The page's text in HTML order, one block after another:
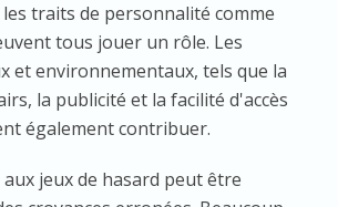
traits de personnalité comme
tous jouer un rôle. Les
et environnementaux, tels que la
la publicité et la facilité d'accès
également contribuer.
aux jeux de hasard peut être